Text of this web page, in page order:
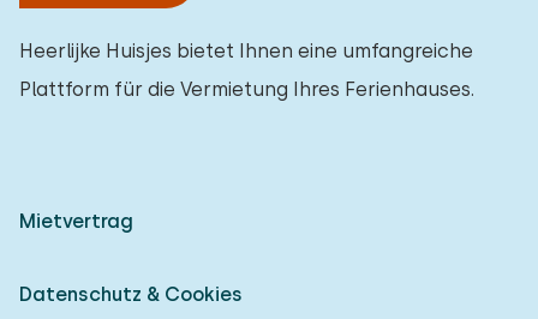
Heerlijke Huisjes bietet Ihnen eine umfangreiche
Plattform für die Vermietung Ihres Ferienhauses.
Mietvertrag
Datenschutz & Cookies